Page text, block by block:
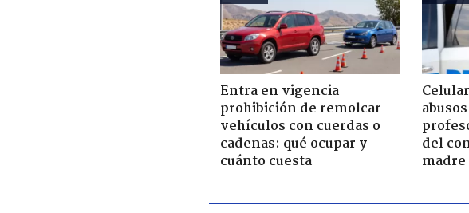
Entra en vigencia
prohibición de remolcar
vehículos con cuerdas o
cadenas: qué ocupar y
cuánto cuesta
del
madre